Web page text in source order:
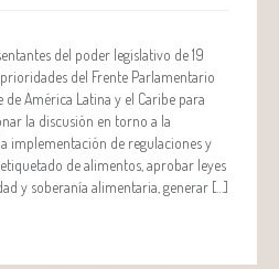
del poder legislativo de 19
del Frente Parlamentario
América Latina y el Caribe para
la discusión en torno a la
implementación de regulaciones y
de alimentos, aprobar leyes
y soberanía alimentaria, generar […]